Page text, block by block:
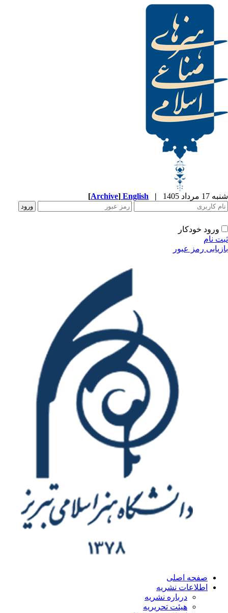
|
English
[ Archive
عبور
اصلی
نشریه
درباره نشریه
هیئت تحریریه